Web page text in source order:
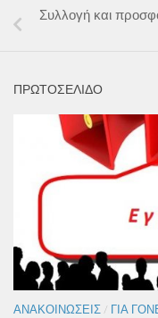
Συλλογή και
ΠΡΩΤΟΣΕΛΙΔΟ
ΑΝΑΚΟΙΝΏΣΕΙΣ / ΓΙΑ